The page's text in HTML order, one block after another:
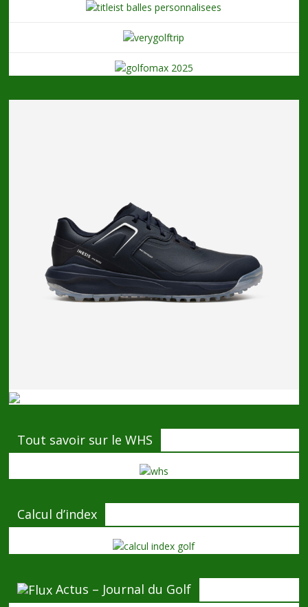
Tout savoir sur le WHS
Calcul d’index
Actus – Journal du Golf